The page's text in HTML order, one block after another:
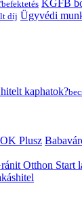
befektetés KGFB
díj Ügyvédi
kaphatok?
Plusz
Otthon Start